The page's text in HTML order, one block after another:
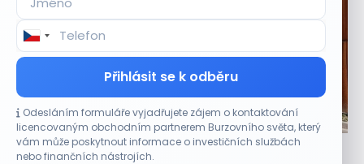
Přihlásit se k odběru
Odesláním formuláře vyjadřujete zájem o kontaktování
licencovaným obchodním partnerem Burzovního světa, který
vám může poskytnout informace o investičních službách
nebo finančních nástrojích.
CO HÝBE TRHEM
Tesla míří na obrovský trh samořiditelných aut.